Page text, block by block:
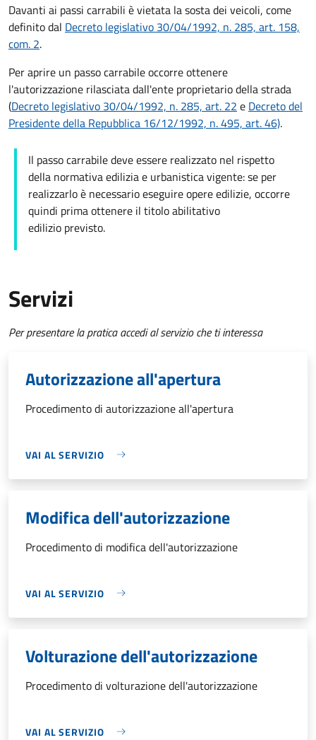
Davanti ai passi carrabili è vietata la sosta dei veicoli, come
definito dal Decreto legislativo 30/04/1992, n. 285, art. 158,
com. 2.
Per aprire un passo carrabile occorre ottenere
l'autorizzazione rilasciata dall'ente proprietario della strada
(Decreto legislativo 30/04/1992, n. 285, art. 22 e Decreto del
Presidente della Repubblica 16/12/1992, n. 495, art. 46).
Il passo carrabile deve essere realizzato nel rispetto
della normativa edilizia e urbanistica vigente: se per
realizzarlo è necessario eseguire opere edilizie, occorre
quindi prima ottenere il titolo abilitativo
edilizio previsto.
Servizi
Per presentare la pratica accedi al servizio che ti interessa
Autorizzazione all'apertura
Procedimento di autorizzazione all'apertura
VAI AL SERVIZIO
Modifica dell'autorizzazione
Procedimento di modifica dell'autorizzazione
VAI AL SERVIZIO
Volturazione dell'autorizzazione
Procedimento di volturazione dell'autorizzazione
VAI AL SERVIZIO